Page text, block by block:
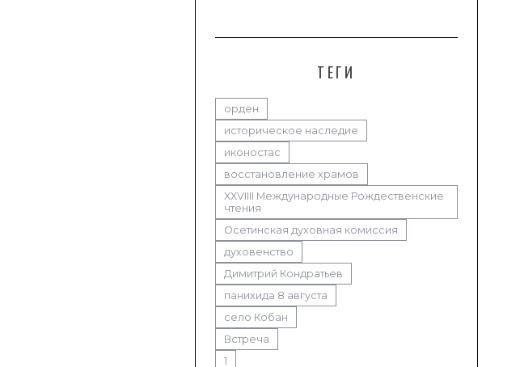
ТЕГИ
орден
историческое наследие
иконостас
восстановление храмов
XXVIIII Международные Рождественские
чтения
Осетинская духовная комиссия
духовенство
Димитрий Кондратьев
панихида 8 августа
село Кобан
Встреча
1